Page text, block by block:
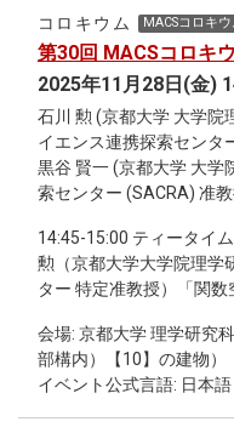
コロキウム MACSコロキウ
第30回 MACSコロキ
2025年11月28日(金)
石川 勲 (京都大学 大学院
イエンス連携探索センタ
黒谷 賢一 (京都大学 大学
索センター (SACRA) 准
14:45-15:00 ティータイ
勲（京都大学大学院理学
ター 特定准教授）「関数
属サイエンス連携探索セ
科学の融合」 17:15-18:00
会場: 京都大学 理学研究
部構内）【10】の建物）
イベント公式言語: 日本語